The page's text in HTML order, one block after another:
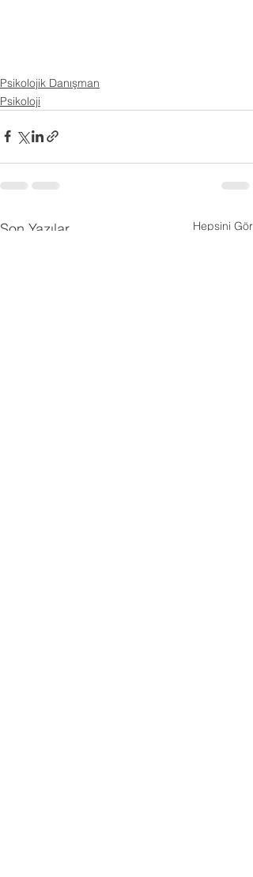
Psikolojik Danışman
Psikoloji
Son Yazılar Hepsini Gör